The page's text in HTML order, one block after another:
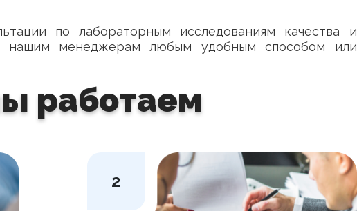
по лабораторным исследованиям качества и
нашим менеджерам любым удобным способом или
работаем
2